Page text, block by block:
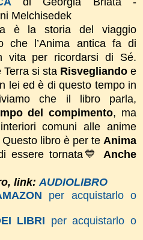
Melchisedek
è la storia del viaggio
che l’Anima antica fa di
vita per ricordarsi di Sé.
Terra si sta Risvegliandoe
lei ed è di questo tempo in
che il libro parla,
del compimento, ma
comuni alle anime
Questo libro è per te Anima
essere tornata💙 Anche
link: AUDIOLIBRO
per acquistarlo o
LIBRI per acquistarlo o